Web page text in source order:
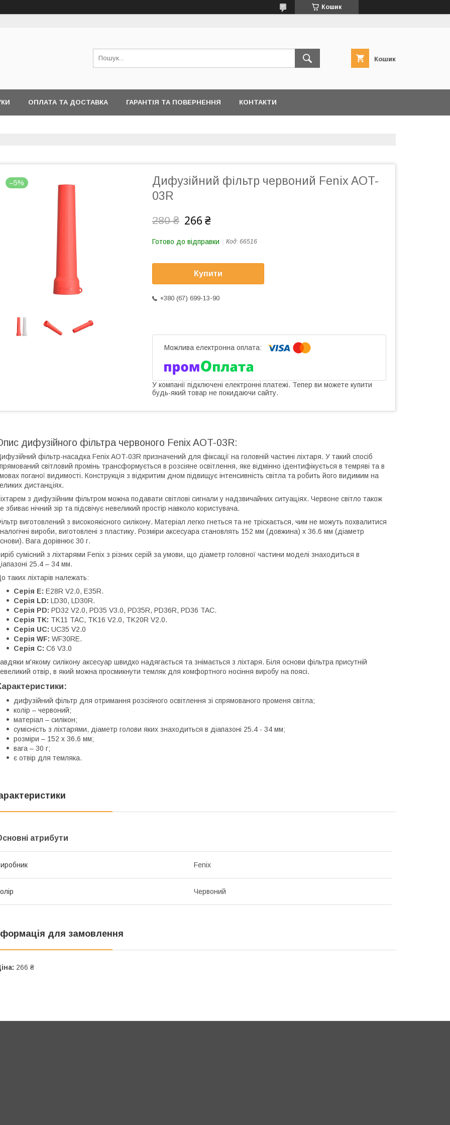
Кошик
Кошик
ОПЛАТА ТА ДОСТАВКА ГАРАНТІЯ ТА ПОВЕРНЕННЯ КОНТАКТИ
–5%
Дифузійний фільтр червоний Fenix AOT-
03R
280 ₴ 266 ₴
Готово до відправки Код: 66516
Купити
+380 (67) 699-13-90
У компанії підключені електронні платежі. Тепер ви можете купити
будь-який товар не покидаючи сайту.
дифузійного фільтра червоного Fenix AOT-03R:
фільтр-насадка Fenix AOT-03R призначений для фіксації на головній частині ліхтаря. У такий спосіб
світловий промінь трансформується в розсіяне освітлення, яке відмінно ідентифікується в темряві та в
поганої видимості. Конструкція з відкритим дном підвищує інтенсивність світла та робить його видимим на
дистанціях.
з дифузійним фільтром можна подавати світлові сигнали у надзвичайних ситуаціях. Червоне світло також
збиває нічний зір та підсвічує невеликий простір навколо користувача.
виготовлений з високоякісного силікону. Матеріал легко гнеться та не тріскається, чим не можуть похвалитися
вироби, виготовлені з пластику. Розміри аксесуара становлять 152 мм (довжина) х 36.6 мм (діаметр
Вага дорівнює 30 г.
сумісний з ліхтарями Fenix з різних серій за умови, що діаметр головної частини моделі знаходиться в
25.4 – 34 мм.
таких ліхтарів належать:
Серія E: E28R V2.0, E35R.
Серія LD: LD30, LD30R.
Серія PD: PD32 V2.0, PD35 V3.0, PD35R, PD36R, PD36 TAC.
Серія TK: TK11 TAC, TK16 V2.0, TK20R V2.0.
Серія UC: UC35 V2.0
Серія WF: WF30RE.
Серія C: C6 V3.0
м'якому силікону аксесуар швидко надягається та знімається з ліхтаря. Біля основи фільтра присутній
отвір, в який можна просмикнути темляк для комфортного носіння виробу на поясі.
дифузійний фільтр для отримання розсіяного освітлення зі спрямованого променя світла;
колір – червоний;
матеріал – силікон;
сумісність з ліхтарями, діаметр голови яких знаходиться в діапазоні 25.4 - 34 мм;
розміри – 152 х 36.6 мм;
вага – 30 г;
є отвір для темляка.
атрибути
Fenix
Червоний
для замовлення
266 ₴